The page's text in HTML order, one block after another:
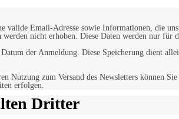
Email-Adresse sowie Informationen, die
nicht erhoben. Diese Daten werden nur
der Anmeldung. Diese Speicherung dient
Nutzung zum Versand des Newsletters können
erfolgen.
Dritter